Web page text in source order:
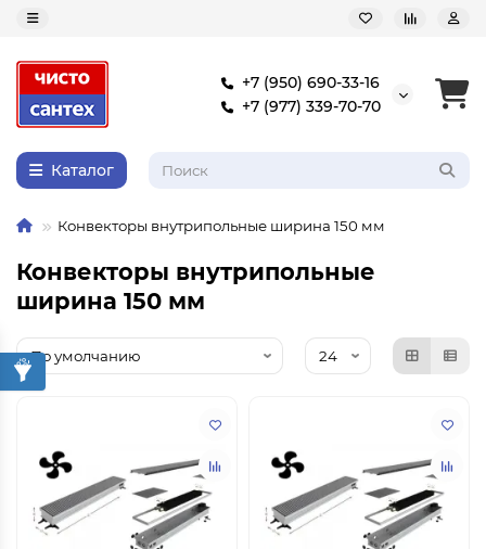
+7 (950) 690-33-16
+7 (977) 339-70-70
Каталог
Конвекторы внутрипольные ширина 150 мм
Конвекторы внутрипольные
ширина 150 мм